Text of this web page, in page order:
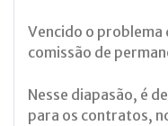
Vencido o problema
comissão de
Nesse diapasão, é
para os contratos,